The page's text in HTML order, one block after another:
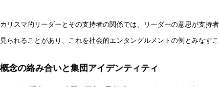
カリスマ的リーダーとその支持者の関係では、リーダーの意思が支持
見られることがあり、これを社会的エンタングルメントの例とみなす
概念の絡み合いと集団アイデンティティ